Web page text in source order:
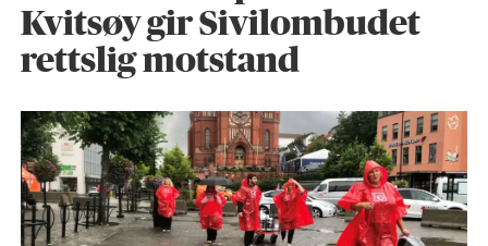
Kvitsøy gir Sivilombudet
rettslig motstand